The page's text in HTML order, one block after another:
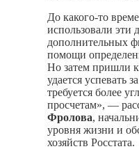
До какого-то
использовали эти
дополнительных
помощи
Но затем пришли
удается успевать
требуется более
просчетам», —
Фролова,
уровня жизни и
хозяйств Росстата.